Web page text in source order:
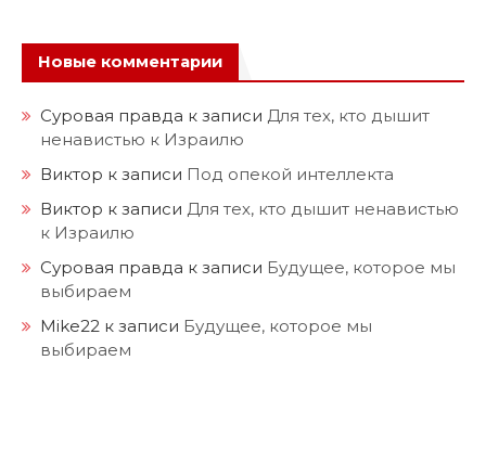
Новые комментарии
Суровая правда к записи Для тех, кто дышит
ненавистью к Израилю
Виктор к записи Под опекой интеллекта
Виктор к записи Для тех, кто дышит ненавистью
к Израилю
Суровая правда к записи Будущее, которое мы
выбираем
Mike22 к записи Будущее, которое мы
выбираем